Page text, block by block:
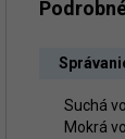
Suchá
Mokrá